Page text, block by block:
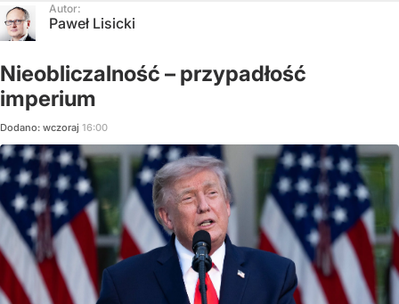
Autor:
Paweł Lisicki
Nieobliczalność – przypadłość
imperium
Dodano: wczoraj 16:00